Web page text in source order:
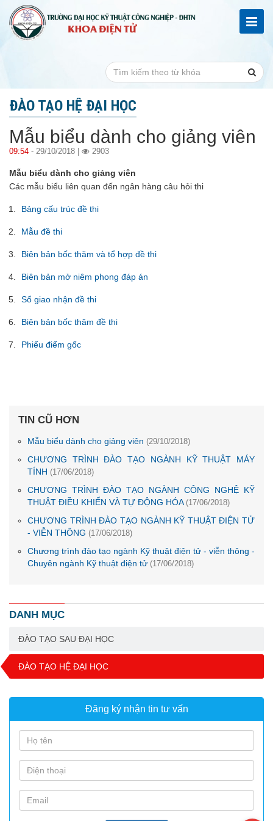
ĐÀO TẠO HỆ ĐẠI HỌC
Mẫu biểu dành cho giảng viên
09:54 - 29/10/2018 | 2903
Mẫu biểu dành cho giảng viên
Các mẫu biểu liên quan đến ngân hàng câu hỏi thi
Bảng cấu trúc đề thi
Mẫu đề thi
Biên bản bốc thăm và tổ hợp đề thi
Biên bản mở niêm phong đáp án
Sổ giao nhận đề thi
Biên bản bốc thăm đề thi
Phiếu điểm gốc
TIN CŨ HƠN
Mẫu biểu dành cho giảng viên (29/10/2018)
CHƯƠNG TRÌNH ĐÀO TẠO NGÀNH KỸ THUẬT MÁY
TÍNH (17/06/2018)
CHƯƠNG TRÌNH ĐÀO TẠO NGÀNH CÔNG NGHỆ KỸ
THUẬT ĐIỀU KHIỂN VÀ TỰ ĐỘNG HÓA (17/06/2018)
CHƯƠNG TRÌNH ĐÀO TẠO NGÀNH KỸ THUẬT ĐIỆN TỬ
- VIỄN THÔNG (17/06/2018)
Chương trình đào tạo ngành Kỹ thuật điện tử - viễn thông -
Chuyên ngành Kỹ thuật điện tử (17/06/2018)
DANH MỤC
ĐÀO TẠO SAU ĐẠI HỌC
ĐÀO TẠO HỆ ĐẠI HỌC
Đăng ký nhận tin tư vấn